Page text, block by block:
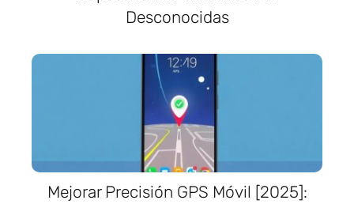
Desconocidas
Mejorar Precisión GPS Móvil [2025]: